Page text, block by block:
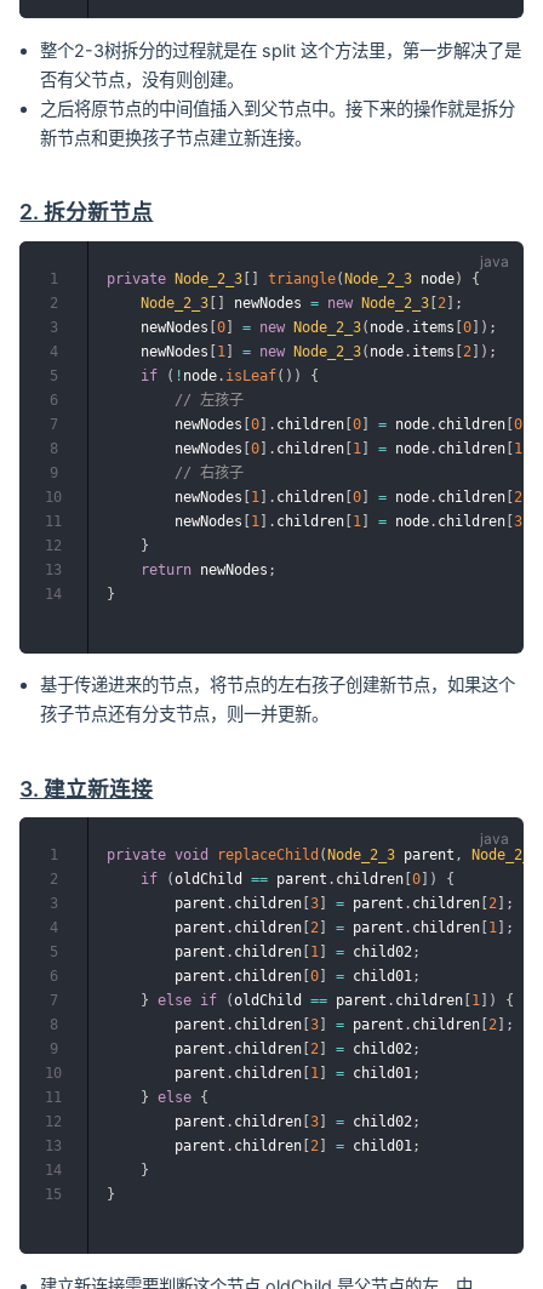
整个2-3树拆分的过程就是在 split 这个方法里，第一步解决了是
否有父节点，没有则创建。
之后将原节点的中间值插入到父节点中。接下来的操作就是拆分
新节点和更换孩子节点建立新连接。
2. 拆分新节点
private Node_2_3 [ ] triangle(Node_2_3 node)
{
Node_2_3 [ ] newNodes = new Node_2_3 [2 ] ;
    newNodes
[0] = new Node_2_3( node . items [0] ) ;
    newNodes
[1 ] = new Node_2_3( node . items [2 ] ) ;
if
( ! node . isLeaf( ) )
{
// 左孩子
        newNodes
[0] . children [0] = node . children [0
        newNodes
[0] . children [1 ] = node . children [1
// 右孩子
        newNodes
[1 ] . children [0] = node . children [2
        newNodes
[1 ] . children [1 ] = node . children [3
}
return newNodes ;
}
1
2
3
4
5
6
7
8
9
10
11
12
13
14
基于传递进来的节点，将节点的左右孩子创建新节点，如果这个
孩子节点还有分支节点，则一并更新。
3. 建立新连接
private void replaceChild ( Node_2_3 parent , Node_2_3
if
(oldChild == parent . children 0 )
{
        parent
. children 3 = parent . children 2
;
        parent
. children 2 = parent . children 1
;
        parent
. children 1 = child02;
        parent
. children 0 = child01;
} else if (oldChild == parent . children 1 )
{
        parent
. children 3 = parent . children 2
;
        parent
. children 2 = child02;
        parent
. children 1 = child01;
} else {
        parent
. children 3 = child02;
        parent
. children 2 = child01;
}
}
1
2
3
4
5
6
7
8
9
10
11
12
13
14
15